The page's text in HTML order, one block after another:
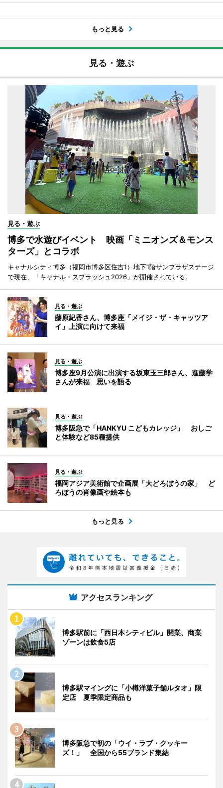
もっと見る
見る・遊ぶ
見る・遊ぶ
博多で水遊びイベント 映画「ミニオンズ＆モンス
ターズ」とコラボ
キャナルシティ博多（福岡市博多区住吉1）地下1階サンプラザステージ
で現在、「キャナル・スプラッシュ2026」が開催されている。
見る・遊ぶ
藤原紀香さん、博多座「メイジ・ザ・キャッツア
イ」上演に向けて来福
見る・遊ぶ
博多座9月公演に出演する坂東玉三郎さん、進藤学
さんが来福 思いを語る
見る・遊ぶ
博多阪急で「HANKYU こどもカレッジ」 おしご
と体験など85種提供
見る・遊ぶ
福岡アジア美術館で企画展「大どろぼうの家」 ど
ろぼうの肖像画や絵本も
もっと見る
アクセスランキング
博多駅前に「西日本シティビル」開業、商業
ゾーンは飲食5店
博多駅マイングに「小樽洋菓子舗ルタオ」限
定店 夏季限定商品も
博多阪急で初の「ウイ・ラブ・クッキー
ズ！」 全国から55ブランド集結